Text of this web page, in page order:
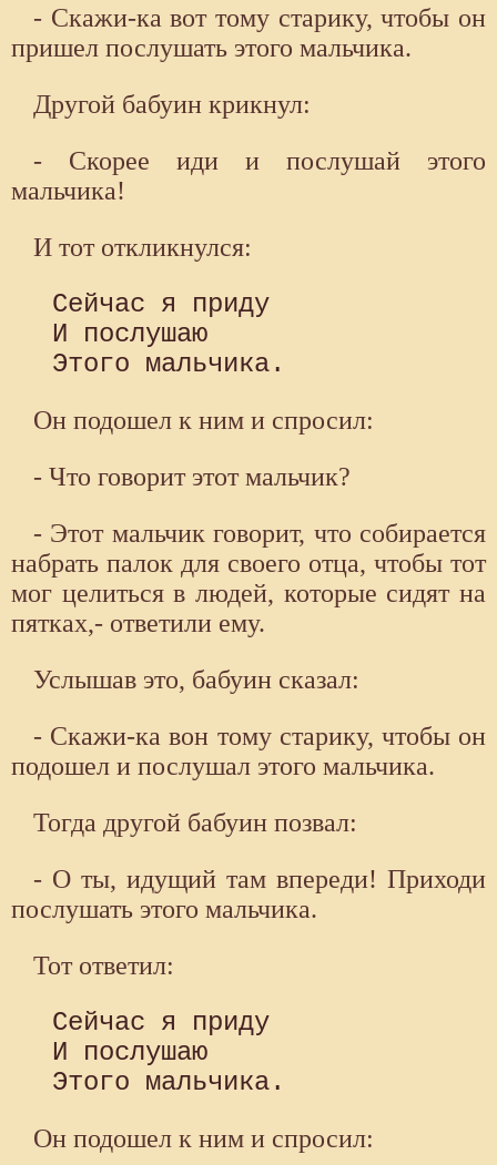
- Скажи-ка вот тому старику, чтобы он
пришел послушать этого мальчика.
Другой бабуин крикнул:
- Скорее иди и послушай этого
мальчика!
И тот откликнулся:
Сейчас я приду
И послушаю
Он подошел к ним и спросил:
- Что говорит этот мальчик?
- Этот мальчик говорит, что собирается
набрать палок для своего отца, чтобы тот
мог целиться в людей, которые сидят на
пятках,- ответили ему.
Услышав это, бабуин сказал:
- Скажи-ка вон тому старику, чтобы он
подошел и послушал этого мальчика.
Тогда другой бабуин позвал:
- О ты, идущий там впереди! Приходи
послушать этого мальчика.
Тот ответил:
Сейчас я приду
И послушаю
Он подошел к ним и спросил: